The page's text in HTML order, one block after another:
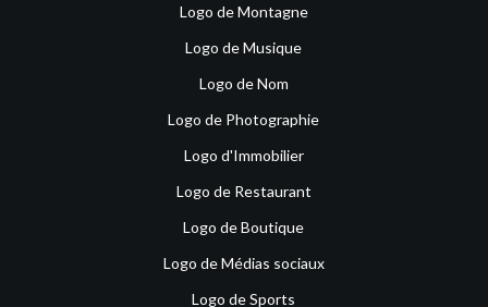
Logo de Montagne
Logo de Musique
Logo de Nom
Logo de Photographie
Logo d'Immobilier
Logo de Restaurant
Logo de Boutique
Logo de Médias sociaux
Logo de Sports